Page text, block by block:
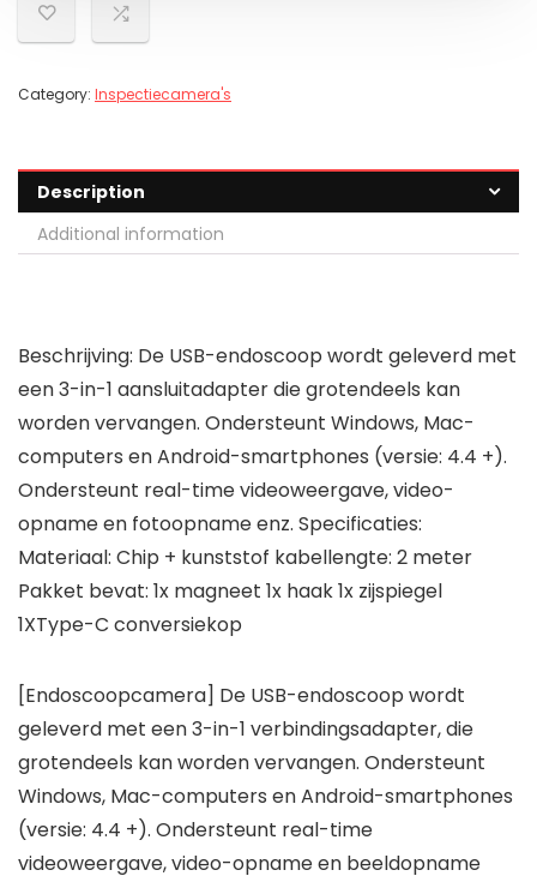
Category: Inspectiecamera's
Description
Additional information
Beschrijving: De USB-endoscoop wordt geleverd met
een 3-in-1 aansluitadapter die grotendeels kan
worden vervangen. Ondersteunt Windows, Mac-
computers en Android-smartphones (versie: 4.4 +).
Ondersteunt real-time videoweergave, video-
opname en fotoopname enz. Specificaties:
Materiaal: Chip + kunststof kabellengte: 2 meter
Pakket bevat: 1x magneet 1x haak 1x zijspiegel
1XType-C conversiekop
[Endoscoopcamera] De USB-endoscoop wordt
geleverd met een 3-in-1 verbindingsadapter, die
grotendeels kan worden vervangen. Ondersteunt
Windows, Mac-computers en Android-smartphones
(versie: 4.4 +). Ondersteunt real-time
videoweergave, video-opname en beeldopname